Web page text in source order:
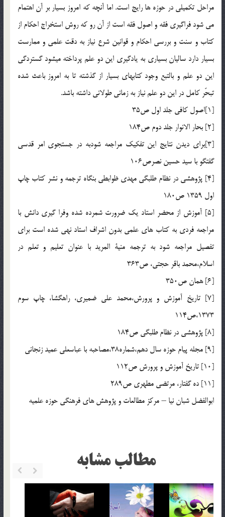
مراحل تکميلي در حوزه ها رايج است. اما آنچه که امروز بسيار بر آن اهتمام
مي شود فراگيري فقه و اصول فقه است از آن رو که روش استخراج احکام از
کتاب و سنت و بررسي احکام و قوانين شرع نياز به دقت علمي و ممارست
بسيار دارد ساليان بسياري به يادگيري اين دو علم پرداخته ميشود گستردگي
اين دو علم و بالتبع وجود کتابهاي بسيار از گذشته تا به امروز باعث شده
تبحّر کامل در اين دو علم نياز به زماني طولاني داشته باشد.
[1]اصول کافي جلد اول ص35
[2] بحار الانوار جلد دوم ص184
[3]براي ديدن نتايج اين تفكيك مراجعه شودبه در جستجوي امر قدسي
گفتگو با سيد حسين نصرص106
[4] پژوهشي در نظام طلبگي مهدي ظوابطي بنگاه ترجمه و نشر کتاب چاپ
اول 1359 ص180
[5] آموزش از محضر استاد يک ضرورت شمرده شده وفرا گيري دانش با
مراجعه فردي به کتاب هاي علمي بدون اشراف استاد نهي شده است براي
تفصيل مراجعه شود به ترجمه منية المريد با عنوان تعليم و تعلم در
اسلام،محمد باقر حجتي، ص363
[6] همان ص350
[7] تاريخ آموزش و پرورش،محمد علي ضميري، راهگشا، چاپ سوم
1373،ص114
[8] پژوهشي در نظام طلبگي ص184
[9] مجله پيام حوزه سال دهم،شماره38،مصاحبه با عباسعلي عميد زنجاني
[10] تاريخ آموزش و پرورش ص112
[11] ده گفتار، مرتضي مطهري ص289
ابوالفضل شبان نيا – مركز مطالعات و پژوهش هاي فرهنگي حوزه علميه
مطالب مشابه